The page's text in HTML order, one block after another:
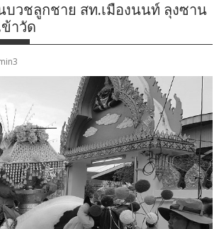
บวชลูกชาย สท.เมืองนนท์ ลุงซาน
าวัด